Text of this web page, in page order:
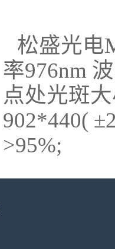
松盛光电
率976nm
点处光斑
902*440(
>95%;